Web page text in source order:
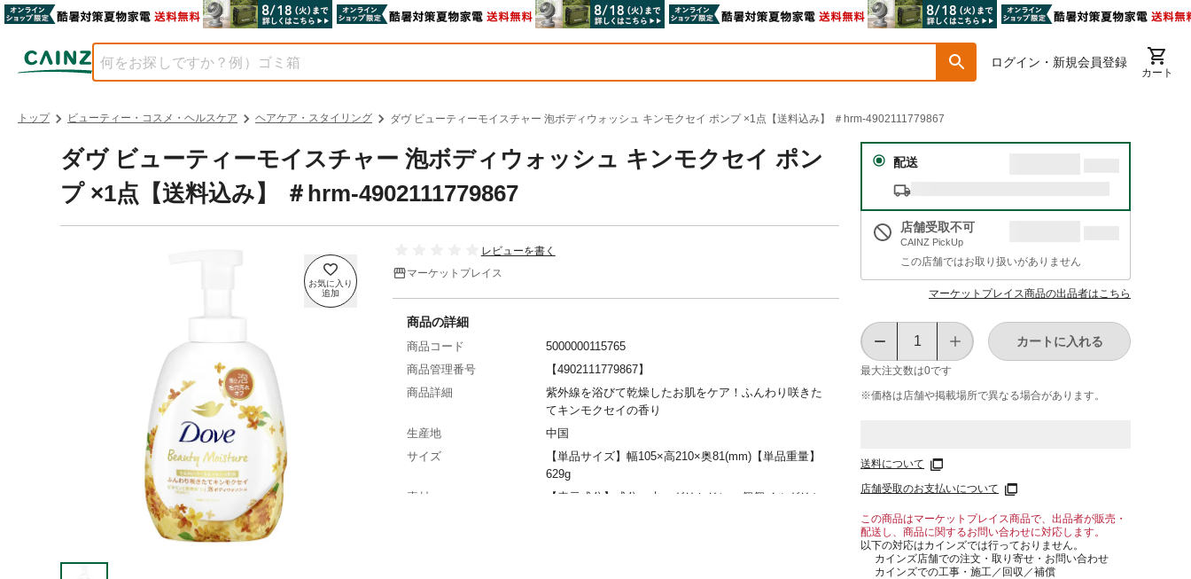
ログイン・新規会員登録
カート
トップ ビューティー・コスメ・ヘルスケア ヘアケア・スタイリング ダヴ ビューティーモイスチャー 泡ボディウォッシュ キンモクセイ ポンプ ×1点【送料込み】 ＃hrm-4902111779867
ダヴ ビューティーモイスチャー 泡ボディウォッシュ キンモクセイ ポン
プ ×1点【送料込み】 ＃hrm-4902111779867
レビューを書く
マーケットプレイス
配送
店舗受取不可
CAINZ PickUp
この店舗ではお取り扱いがありません
マーケットプレイス商品の出品者はこちら
最大注文数は0です
カートに入れる
※価格は​店舗や​掲載場所で​異なる​場合が​あります。
送料について
店舗受取のお支払いについて
この商品はマーケットプレイス商品で、出品者が販売・
配送し、商品に関するお問い合わせに対応します。
以下の対応はカインズでは行っておりません。
カインズ店舗での注文・取り寄せ・お問い合わせ
カインズでの工事・施工／回収／補償
商品の詳細
商品コード
5000000115765
商品管理番号
【4902111779867】
商品詳細
紫外線を浴びて乾燥したお肌をケア！ふんわり咲きた
てキンモクセイの香り
生産地
中国
サイズ
【単品サイズ】幅105×高210×奥81(mm)【単品重量】
629g
素材
【表示成分】成分：水、グリセリン、個個イルグリシ